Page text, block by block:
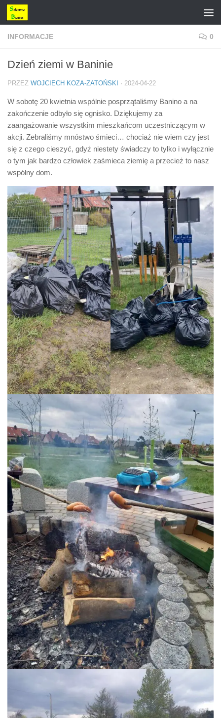
Przejdź do treści
INFORMACJE 0
Dzień ziemi w Baninie
PRZEZ WOJCIECH KOZA-ZATOŃSKI · 2024-04-22
W sobotę 20 kwietnia wspólnie posprzątaliśmy Banino a na
zakończenie odbyło się ognisko. Dziękujemy za
zaangażowanie wszystkim mieszkańcom uczestniczącym w
akcji. Zebraliśmy mnóstwo śmieci… chociaż nie wiem czy jest
się z czego cieszyć, gdyż niestety świadczy to tylko i wyłącznie
o tym jak bardzo człowiek zaśmieca ziemię a przecież to nasz
wspólny dom.